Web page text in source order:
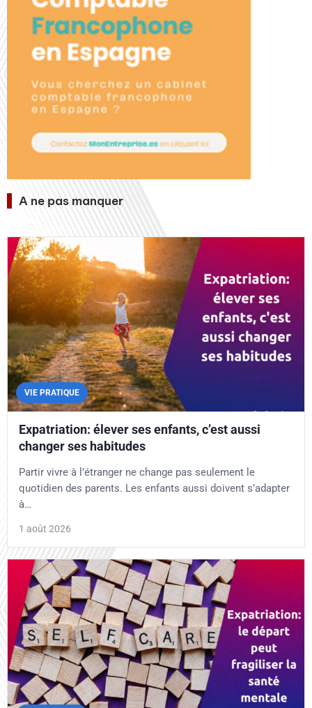
A ne pas manquer
VIE PRATIQUE
Expatriation: élever ses enfants, c’est aussi
changer ses habitudes
Partir vivre à l’étranger ne change pas seulement le
quotidien des parents. Les enfants aussi doivent s’adapter
à…
1 août 2026